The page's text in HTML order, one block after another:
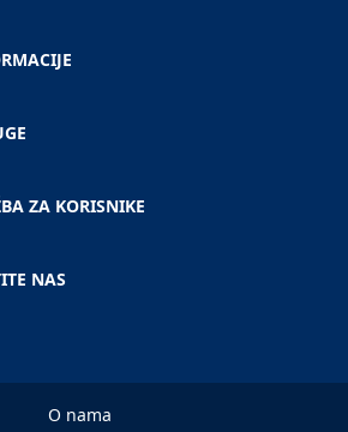
ZA KORISNIKE
NAS
O nama